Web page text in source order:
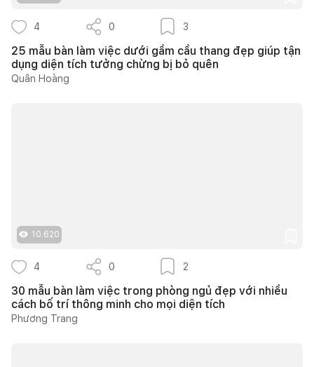
4 0 3
25 mẫu bàn làm việc dưới gầm cầu thang đẹp giúp tận
dụng diện tích tưởng chừng bị bỏ quên
Quân Hoàng
10.620
4 0 2
30 mẫu bàn làm việc trong phòng ngủ đẹp với nhiều
cách bố trí thông minh cho mọi diện tích
Phương Trang